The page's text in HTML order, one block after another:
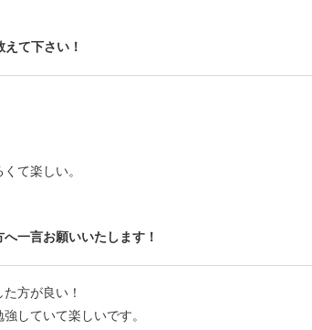
て下さい！
て楽しい。
一言お願いいたします！
方が良い！
していて楽しいです。